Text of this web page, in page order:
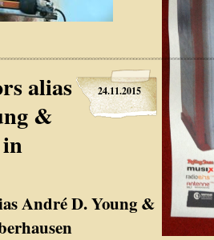
24.11.2015
alias
&
André D. Young &